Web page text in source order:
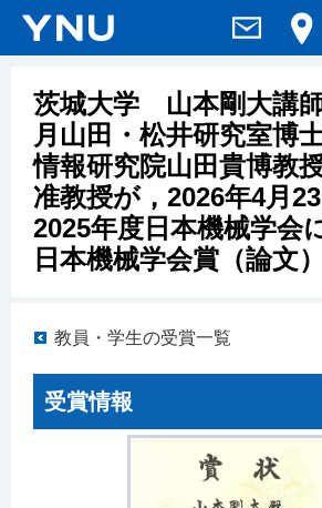
茨城大学 山本剛大講
月山田・松井研究室博
情報研究院山田貴博教
准教授が，2026年4月
2025年度日本機械学会
日本機械学会賞（論文
教員・学生の受賞一覧
受賞情報